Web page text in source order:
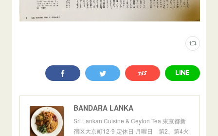
BANDARA LANKA
Sri Lankan Cuisine & Ceylon Tea 東京都新
宿区大京町12-9 定休日 月曜日 第2、第4火